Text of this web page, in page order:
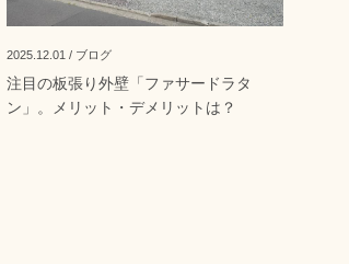
2025.12.01 / ブログ
注目の板張り外壁「ファサードラタ
ン」。メリット・デメリットは？